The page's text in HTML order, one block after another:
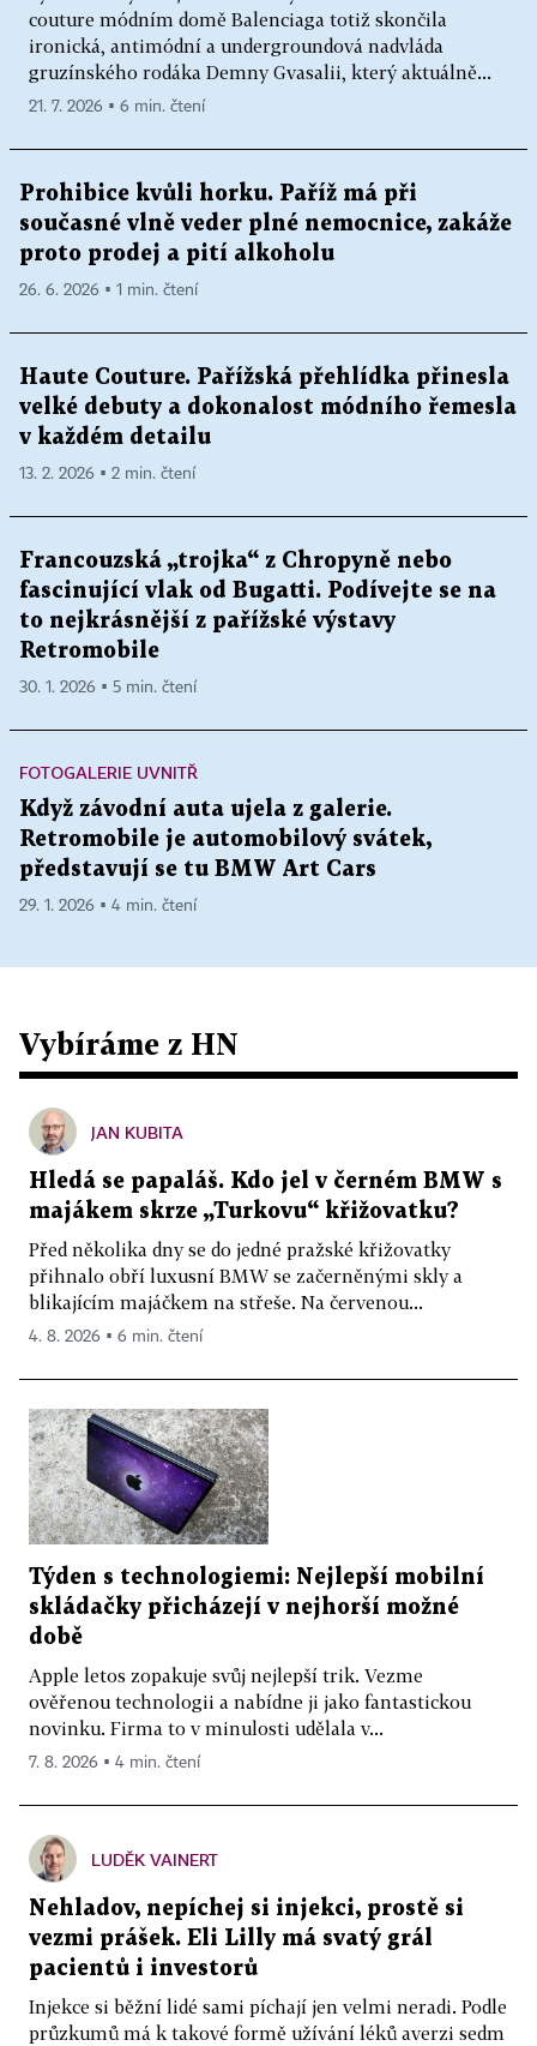
couture módním domě Balenciaga totiž skončila
ironická, antimódní a undergroundová nadvláda
gruzínského rodáka Demny Gvasalii, který aktuálně...
21. 7. 2026 ▪ 6 min. čtení
Prohibice kvůli horku. Paříž má při
současné vlně veder plné nemocnice, zakáže
proto prodej a pití alkoholu
26. 6. 2026 ▪ 1 min. čtení
Haute Couture. Pařížská přehlídka přinesla
velké debuty a dokonalost módního řemesla
v každém detailu
13. 2. 2026 ▪ 2 min. čtení
Francouzská „trojka“ z Chropyně nebo
fascinující vlak od Bugatti. Podívejte se na
to nejkrásnější z pařížské výstavy
Retromobile
30. 1. 2026 ▪ 5 min. čtení
FOTOGALERIE UVNITŘ
Když závodní auta ujela z galerie.
Retromobile je automobilový svátek,
představují se tu BMW Art Cars
29. 1. 2026 ▪ 4 min. čtení
Vybíráme z HN
JAN KUBITA
Hledá se papaláš. Kdo jel v černém BMW s
majákem skrze „Turkovu“ křižovatku?
Před několika dny se do jedné pražské křižovatky
přihnalo obří luxusní BMW se začerněnými skly a
blikajícím majáčkem na střeše. Na červenou...
4. 8. 2026 ▪ 6 min. čtení
Týden s technologiemi: Nejlepší mobilní
skládačky přicházejí v nejhorší možné
době
Apple letos zopakuje svůj nejlepší trik. Vezme
ověřenou technologii a nabídne ji jako fantastickou
novinku. Firma to v minulosti udělala v...
7. 8. 2026 ▪ 4 min. čtení
LUDĚK VAINERT
Nehladov, nepíchej si injekci, prostě si
vezmi prášek. Eli Lilly má svatý grál
pacientů i investorů
Injekce si běžní lidé sami píchají jen velmi neradi. Podle
průzkumů má k takové formě užívání léků averzi sedm